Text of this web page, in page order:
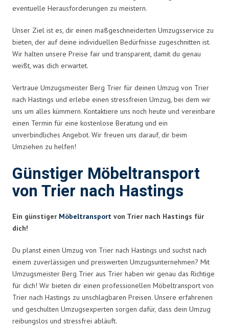
eventuelle Herausforderungen zu meistern.
Unser Ziel ist es, dir einen maßgeschneiderten Umzugsservice zu
bieten, der auf deine individuellen Bedürfnisse zugeschnitten ist.
Wir halten unsere Preise fair und transparent, damit du genau
weißt, was dich erwartet.
Vertraue Umzugsmeister Berg Trier für deinen Umzug von Trier
nach Hastings und erlebe einen stressfreien Umzug, bei dem wir
uns um alles kümmern. Kontaktiere uns noch heute und vereinbare
einen Termin für eine kostenlose Beratung und ein
unverbindliches Angebot. Wir freuen uns darauf, dir beim
Umziehen zu helfen!
Günstiger Möbeltransport
von Trier nach Hastings
Ein günstiger Möbeltransport von Trier nach Hastings für
dich!
Du planst einen Umzug von Trier nach Hastings und suchst nach
einem zuverlässigen und preiswerten Umzugsunternehmen? Mit
Umzugsmeister Berg Trier aus Trier haben wir genau das Richtige
für dich! Wir bieten dir einen professionellen Möbeltransport von
Trier nach Hastings zu unschlagbaren Preisen. Unsere erfahrenen
und geschulten Umzugsexperten sorgen dafür, dass dein Umzug
reibungslos und stressfrei abläuft.